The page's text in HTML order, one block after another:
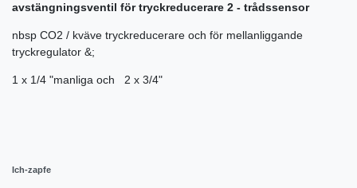
avstängningsventil för tryckreducerare 2 - trådssensor
nbsp CO2 / kväve tryckreducerare och för mellanliggande
tryckregulator &;
1 x 1/4 "manliga och 2 x 3/4"
Ich-zapfe